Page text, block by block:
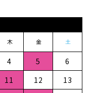
木 金 土
4 5
6
11 12
13